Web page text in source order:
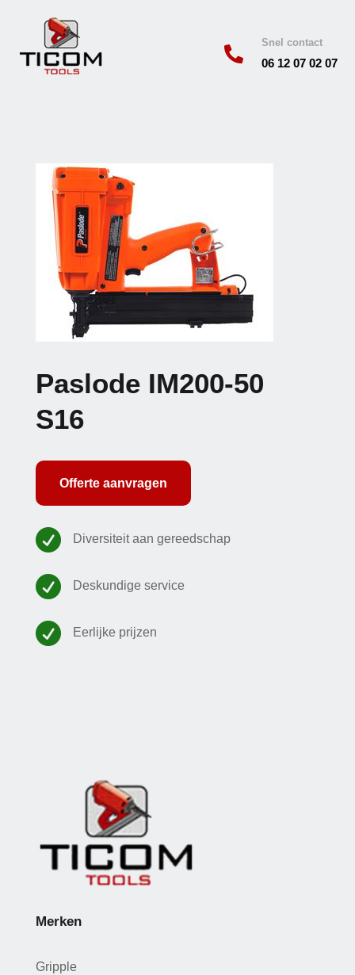

Snel contact
06 12 07 02 07
Paslode IM200-50
S16
Offerte aanvragen
 Diversiteit aan gereedschap
 Deskundige service
 Eerlijke prijzen
Merken
Gripple